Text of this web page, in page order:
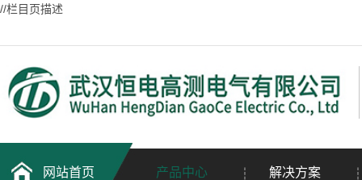
//栏目页描述
网站首页 产品中心 解决方案